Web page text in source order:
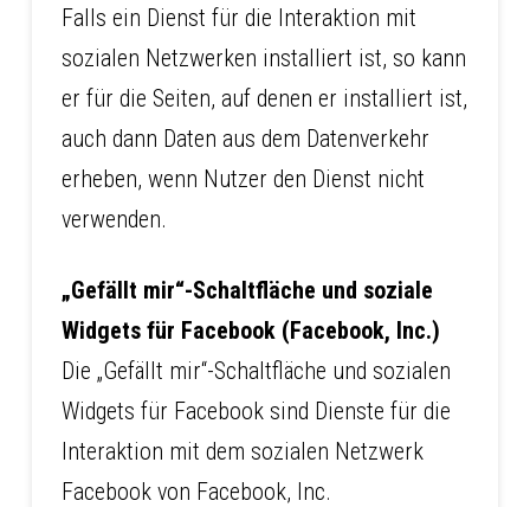
Falls ein Dienst für die Interaktion mit
sozialen Netzwerken installiert ist, so kann
er für die Seiten, auf denen er installiert ist,
auch dann Daten aus dem Datenverkehr
erheben, wenn Nutzer den Dienst nicht
verwenden.
„Gefällt mir“-Schaltfläche und soziale
Widgets für Facebook (Facebook, Inc.)
Die „Gefällt mir“-Schaltfläche und sozialen
Widgets für Facebook sind Dienste für die
Interaktion mit dem sozialen Netzwerk
Facebook von Facebook, Inc.